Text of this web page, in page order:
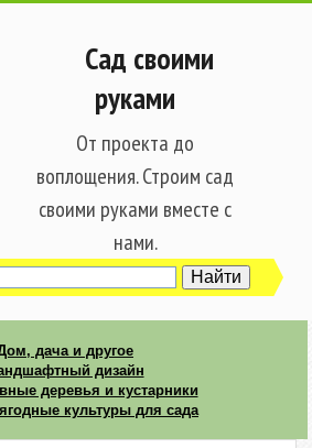
Сад своими
руками
От проекта до
воплощения. Строим сад
своими руками вместе с
нами.
дача и другое
дизайн
деревья и кустарники
культуры для сада